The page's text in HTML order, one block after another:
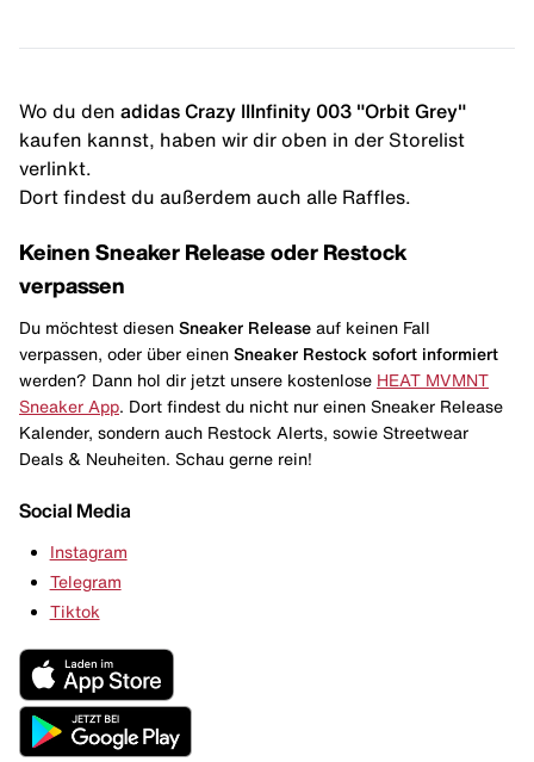
Wo du den adidas Crazy IIInfinity 003 "Orbit Grey"
kaufen kannst, haben wir dir oben in der Storelist
verlinkt.
Dort findest du außerdem auch alle Raffles.
Keinen Sneaker Release oder Restock
verpassen
Du möchtest diesen Sneaker Release auf keinen Fall
verpassen, oder über einen Sneaker Restock sofort informiert
werden? Dann hol dir jetzt unsere kostenlose HEAT MVMNT
Sneaker App . Dort findest du nicht nur einen Sneaker Release
Kalender, sondern auch Restock Alerts, sowie Streetwear
Deals & Neuheiten. Schau gerne rein!
Social Media
Instagram
Telegram
Tiktok